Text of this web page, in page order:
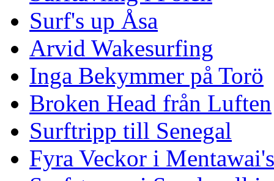
Surf's up Åsa
Arvid Wakesurfing
Inga Bekymmer på Torö
Broken Head från Luften
Surftripp till Senegal
Fyra Veckor i Mentawai's